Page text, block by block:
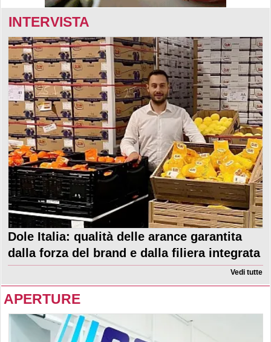
INTERVISTA
Dole Italia: qualità delle arance garantita
dalla forza del brand e dalla filiera integrata
Vedi tutte
APERTURE